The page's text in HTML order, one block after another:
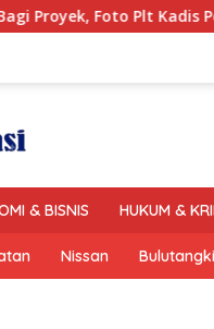
Foto Plt Kadis Perkim
& BISNIS HUKUM &
Nissan